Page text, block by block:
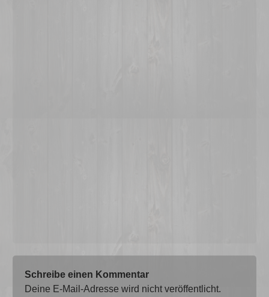
Schreibe einen Kommentar
Deine E-Mail-Adresse wird nicht veröffentlicht.